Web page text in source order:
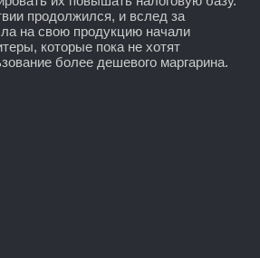
продолжился, и вслед за
на свою продукцию начали
которые пока не хотят
более дешевого маргарина.